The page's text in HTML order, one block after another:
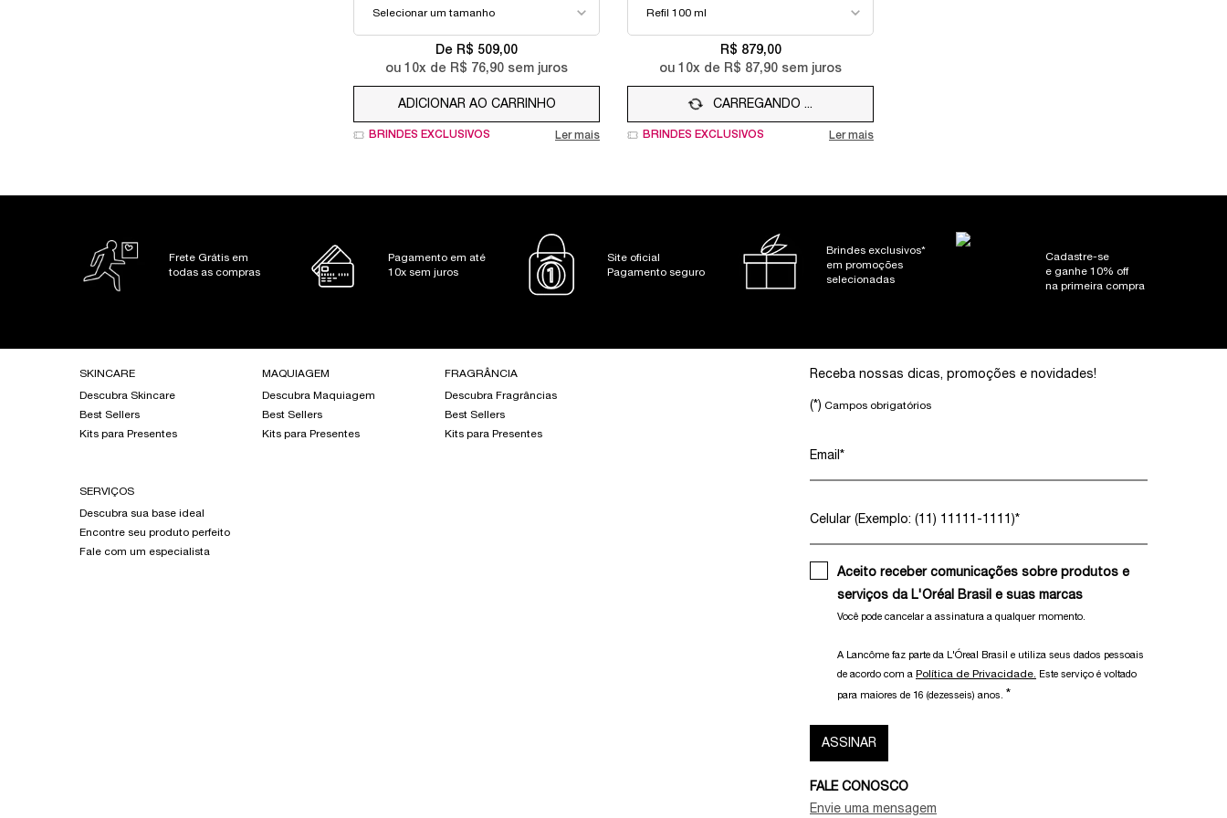
De R$ 509,00
ou 10x de R$ 76,90 sem juros
ADICIONAR AO CARRINHO
BRINDES EXCLUSIVOS Ler mais
R$ 879,00
ou 10x de R$ 87,90 sem juros
CARREGANDO ...
BRINDES EXCLUSIVOS Ler mais
Frete Grátis em
todas as compras
Pagamento em até
10x sem juros
Site oficial
Pagamento seguro
Brindes exclusivos*
em promoções
selecionadas
Cadastre-se
e ganhe 10% off
na primeira compra
SKINCARE
Descubra Skincare
Best Sellers
Kits para Presentes
SERVIÇOS
Descubra sua base ideal
Encontre seu produto perfeito
Fale com um especialista
MAQUIAGEM
Descubra Maquiagem
Best Sellers
Kits para Presentes
FRAGRÂNCIA
Descubra Fragrâncias
Best Sellers
Kits para Presentes
Receba nossas dicas, promoções e novidades!
(*) Campos obrigatórios
Email *
Celular (Exemplo: (11) 11111-1111)*
Aceito receber comunicações sobre produtos e
serviços da L'Oréal Brasil e suas marcas
Você pode cancelar a assinatura a qualquer momento.​
A Lancôme faz parte da L'Óreal Brasil e utiliza seus dados pessoais
de acordo com a Política de Privacidade. Este serviço é voltado
para maiores de 16 (dezesseis) anos. *
ASSINAR
FALE CONOSCO
Envie uma mensagem